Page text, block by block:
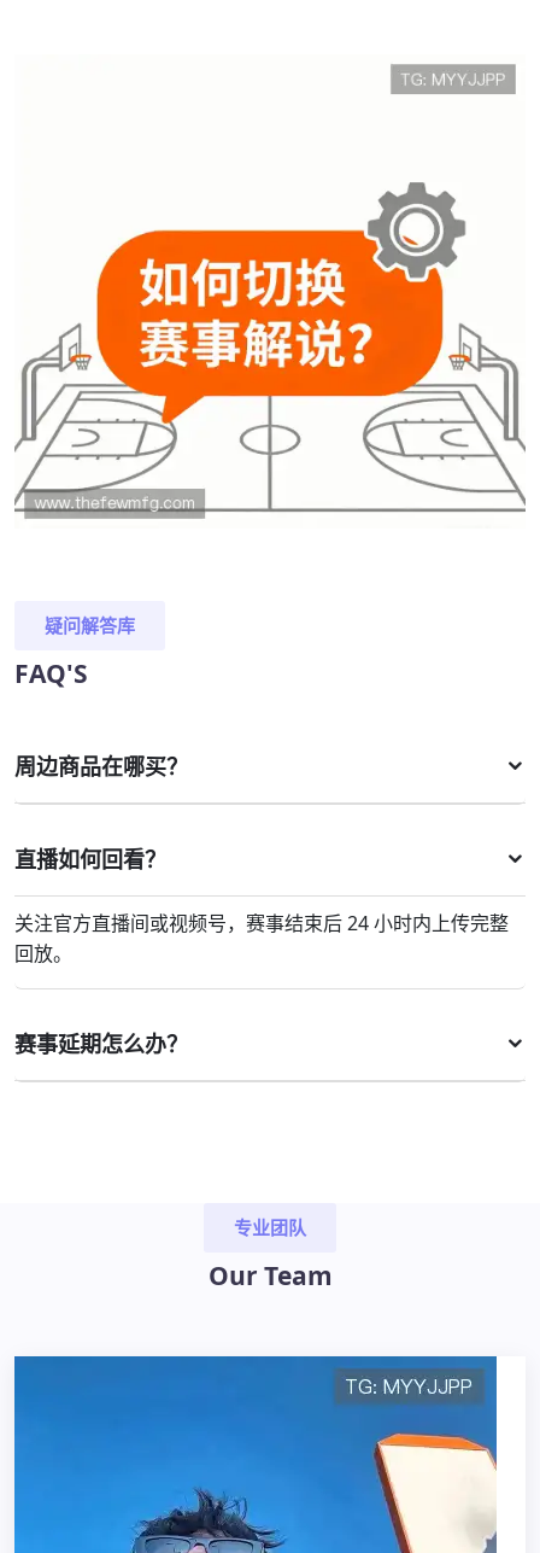
疑问解答库
FAQ'S
周边商品在哪买？
直播如何回看？
关注官方直播间或视频号，赛事结束后 24 小时内上传完整
回放。
赛事延期怎么办？
专业团队
Our Team